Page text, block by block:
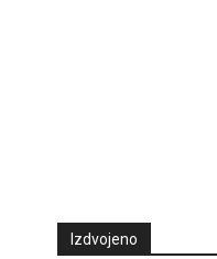
Izdvojeno